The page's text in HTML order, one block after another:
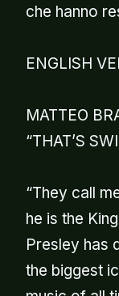
che hanno
ENGLISH
MATTEO
“THAT’S
“They call
he is the
Presley has
the biggest